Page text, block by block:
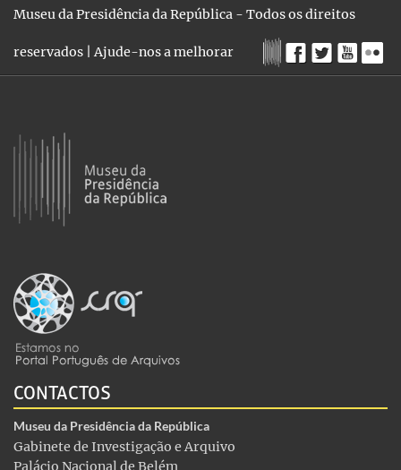
Museu da Presidência da República - Todos os direitos
reservados |Ajude-nos a melhorar
CONTACTOS
Museu da Presidência da República
Gabinete de Investigação e Arquivo
Palácio Nacional de Belém